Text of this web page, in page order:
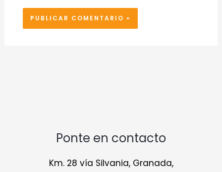
Ponte en contacto
Km. 28 vía Silvania, Granada,